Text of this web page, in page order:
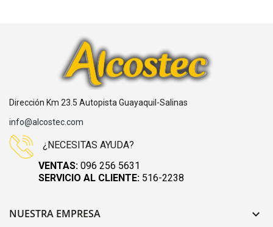
Dirección Km 23.5 Autopista Guayaquil-Salinas
info@alcostec.com
¿NECESITAS AYUDA?
VENTAS: 096 256 5631
SERVICIO AL CLIENTE: 516-2238
NUESTRA EMPRESA 